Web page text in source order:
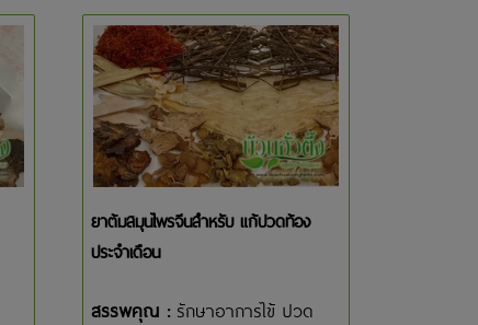
ยาต้มสมุนไพรจีนสำหรับ แก้ปวดท้อง
ประจำเดือน
สรรพคุณ : รักษาอาการไข้ ปวด